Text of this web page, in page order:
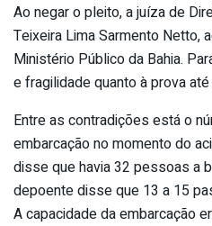
Ao negar o pleito, a juíza de
Teixeira Lima Sarmento Netto,
Ministério Público da Bahia.
e fragilidade quanto à prova
Entre as contradições está o
embarcação no momento do
disse que havia 32 pessoas a
depoente disse que 13 a 15
A capacidade da embarcação